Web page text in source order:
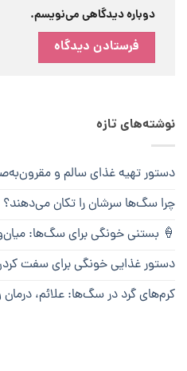
دوباره دیدگاهی می‌نویسم.
نوشته‌های تازه
دستور تهیه غذای سالم و
چرا سگ‌ها سرشان را تکان می‌دهند؟
🍦 بستنی خونگی برای سگ‌ها:
دستور غذایی خونگی برای سفت
کرم‌های گرد در سگ‌ها: علائم،